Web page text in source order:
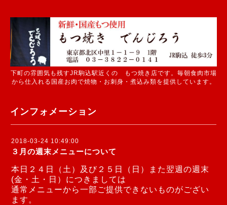
下町の雰囲気も残すJR駒込駅近くの もつ焼き店です。毎朝食肉市場
から仕入れる国産お肉で焼物・お刺身・煮込み類を提供しています。
インフォメーション
2018-03-24 10:49:00
３月の週末メニューについて
本日２４日（土）及び２５日（日）また翌週の週末
(金・土・日）につきましては
通常メニューから一部ご提供できないものがござい
ます。